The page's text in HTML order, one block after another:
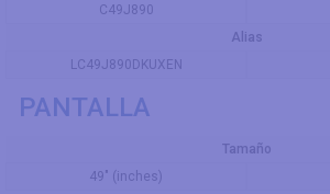
C49J890
Alias
LC49J890DKUXEN
PANTALLA
Tamaño
49" (inches)